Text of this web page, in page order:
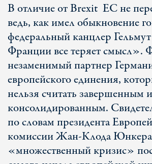
В отличие от Brexit ЕС не
ведь, как имел обыкновение
федеральный канцлер
Франции все теряет смысл».
незаменимый партнер
европейского единения,
нельзя считать завершенным и
консолидированным.
по словам президента
комиссии Жан-Клода
«множественный кризис»